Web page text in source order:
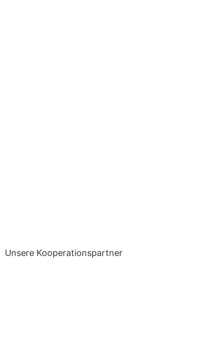
Unsere Kooperationspartner